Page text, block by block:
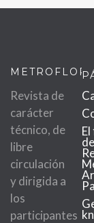
METROFLOR
Revista de
carácter
técnico, de
libre
circulación
y dirigida a
los
participantes